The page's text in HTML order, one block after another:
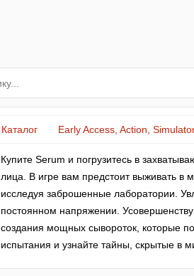
Каталог Early Access, Action,
Купите Serum и погрузитесь в
лица. В игре вам предстоит выживать в
исследуя заброшенные лаборатории.
постоянном напряжении.
создания мощных сывороток, которые
испытания и узнайте тайны, скрытые в